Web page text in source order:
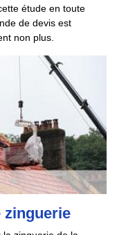
étude en toute
de devis est
non plus.
zinguerie